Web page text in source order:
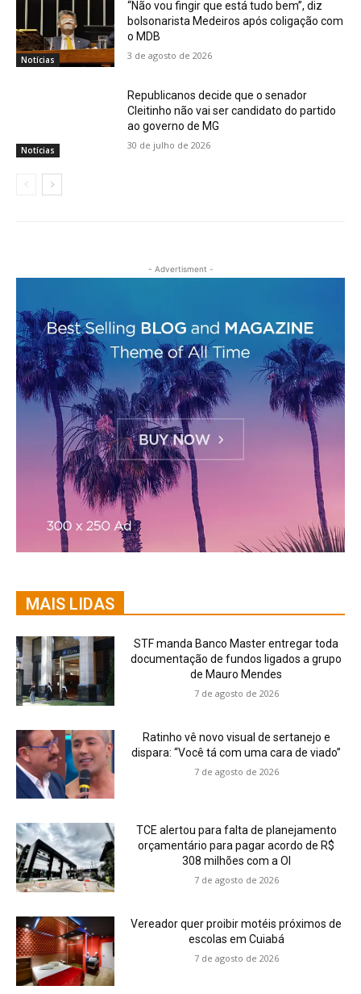
Notícias
“Não vou fingir que está tudo bem”, diz
bolsonarista Medeiros após coligação com
o MDB
3 de agosto de 2026
Notícias
Republicanos decide que o senador
Cleitinho não vai ser candidato do partido
ao governo de MG
30 de julho de 2026
- Advertisment -
MAIS LIDAS
STF manda Banco Master entregar toda
documentação de fundos ligados a grupo
de Mauro Mendes
7 de agosto de 2026
Ratinho vê novo visual de sertanejo e
dispara: “Você tá com uma cara de viado”
7 de agosto de 2026
TCE alertou para falta de planejamento
orçamentário para pagar acordo de R$
308 milhões com a OI
7 de agosto de 2026
Vereador quer proibir motéis próximos de
escolas em Cuiabá
7 de agosto de 2026